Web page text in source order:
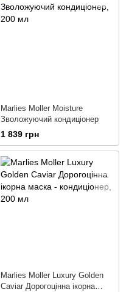
Marlies Moller Moisture
Зволожуючий кондиціонер
1 839 грн
Marlies Moller Luxury Golden
Caviar Дорогоцінна ікорна